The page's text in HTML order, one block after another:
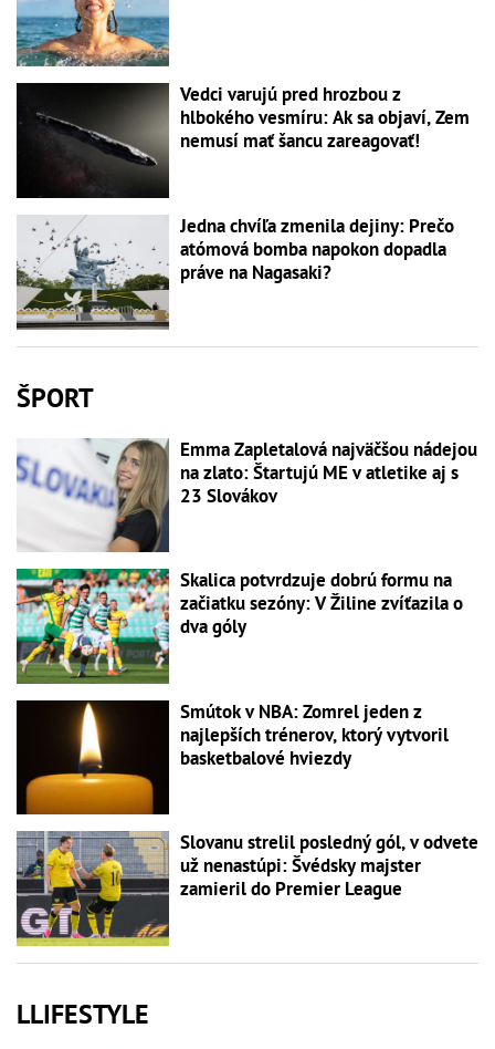
Vedci varujú pred hrozbou z
hlbokého vesmíru: Ak sa objaví, Zem
nemusí mať šancu zareagovať!
Jedna chvíľa zmenila dejiny: Prečo
atómová bomba napokon dopadla
práve na Nagasaki?
ŠPORT
Emma Zapletalová najväčšou nádejou
na zlato: Štartujú ME v atletike aj s
23 Slovákov
Skalica potvrdzuje dobrú formu na
začiatku sezóny: V Žiline zvíťazila o
dva góly
Smútok v NBA: Zomrel jeden z
najlepších trénerov, ktorý vytvoril
basketbalové hviezdy
Slovanu strelil posledný gól, v odvete
už nenastúpi: Švédsky majster
zamieril do Premier League
LLIFESTYLE